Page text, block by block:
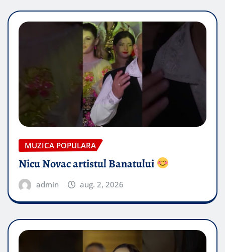
MUZICA POPULARA
Nicu Novac artistul Banatului
admin aug. 2, 2026